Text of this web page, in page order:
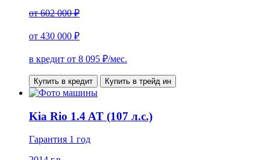
от602 000 ₽
от 430 000 ₽
в кредит от 8 095 ₽/мес.
Купить в кредит Купить в трейд ин
Kia Rio 1.4 AT (107 л.с.)
Гарантия 1 год